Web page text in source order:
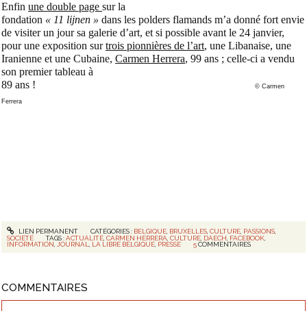
Enfin une double page sur la
fondation « 11 lijnen » dans les polders flamands m’a donné fort envie
de visiter un jour sa galerie d’art, et si possible avant le 24 janvier,
pour une exposition surtrois pionnières de l’art, une Libanaise, une
Iranienne et une Cubaine, Carmen Herrera, 99 ans ; celle-ci a vendu
son premier tableau à
89 ans !
© Carmen
Ferrera
LIEN PERMANENT CATÉGORIES : BELGIQUE, BRUXELLES, CULTURE, PASSIONS,
SOCIÉTÉ
TAGS :ACTUALITÉ,CARMEN HERRERA,CULTURE, DAECH, FACEBOOK,
INFORMATION,JOURNAL, LA LIBRE BELGIQUE, PRESSE 5 COMMENTAIRES
COMMENTAIRES